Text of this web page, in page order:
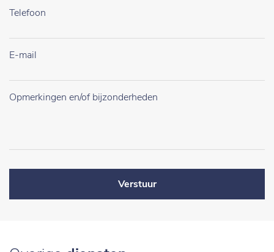
Verstuur